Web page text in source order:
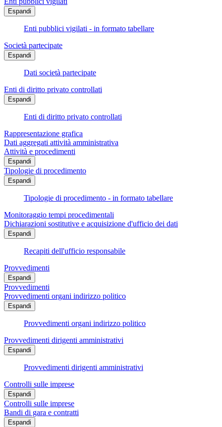
Espandi
Enti pubblici vigilati - in formato tabellare
Società partecipate
Espandi
Dati società partecipate
Enti di diritto privato controllati
Espandi
Enti di diritto privato controllati
Rappresentazione grafica
Dati aggregati attività amministrativa
Attività e procedimenti
Espandi
Tipologie di procedimento
Espandi
Tipologie di procedimento - in formato tabellare
Monitoraggio tempi procedimentali
Dichiarazioni sostitutive e acquisizione d'ufficio dei dati
Espandi
Recapiti dell'ufficio responsabile
Provvedimenti
Espandi
Provvedimenti
Provvedimenti organi indirizzo politico
Espandi
Provvedimenti organi indirizzo politico
Provvedimenti dirigenti amministrativi
Espandi
Provvedimenti dirigenti amministrativi
Controlli sulle imprese
Espandi
Controlli sulle imprese
Bandi di gara e contratti
Espandi